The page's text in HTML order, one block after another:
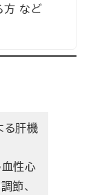
方 など
る肝機
性心
節、